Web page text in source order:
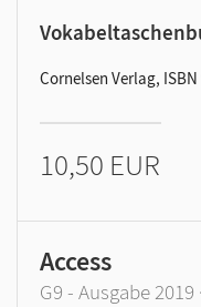
Cornelsen Verlag, ISBN
10,50 EUR
Access
G9 - Ausgabe